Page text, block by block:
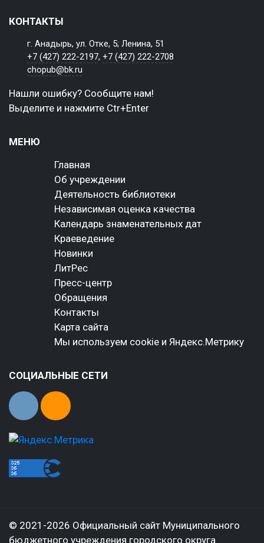
КОНТАКТЫ
г. Анадырь, ул. Отке, 5; Ленина, 51
+7 (427) 222-2197,+7 (427) 222-2708
chopub@bk.ru
Нашли ошибку? Сообщите нам!
Выделите и нажмите Ctr+Enter
МЕНЮ
Главная
Об учреждении
Деятельность библиотеки
Независимая оценка качества
Календарь знаменательных дат
Краеведение
Новинки
ЛитРес
Пресс-центр
Обращения
Контакты
Карта сайта
Мы используем cookie и Яндекс.Метрику
СОЦИАЛЬНЫЕ СЕТИ
© 2021-2026 Официальный сайт Муниципального
бюджетного учреждения городского округа